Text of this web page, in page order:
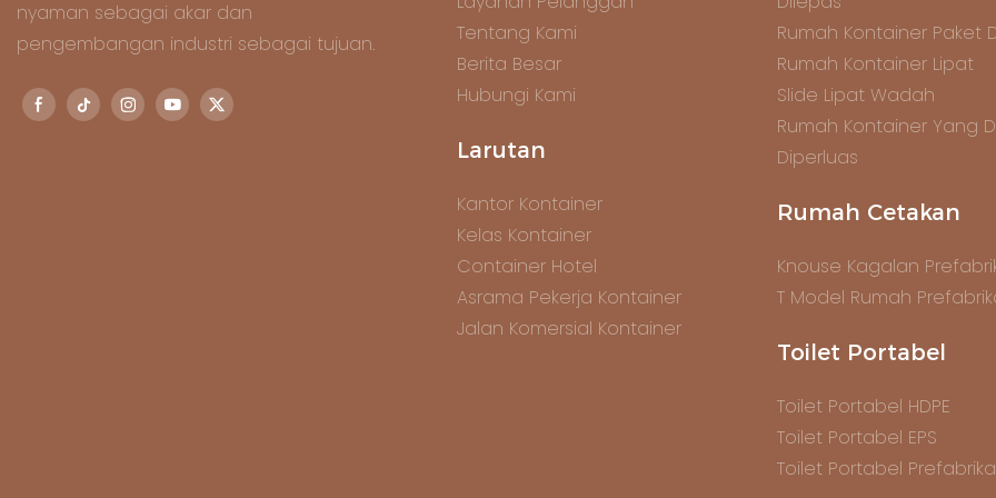
nyaman sebagai akar dan
pengembangan industri sebagai tujuan.
Tentang Kami
Berita Besar
Hubungi Kami
Larutan
Kantor Kontainer
Kelas Kontainer
Container Hotel
Asrama Pekerja Kontainer
Jalan Komersial Kontainer
Rumah Kontainer Paket
Rumah Kontainer Lipat
Slide Lipat Wadah
Rumah Kontainer Yang
Diperluas
Rumah Cetakan
Knouse Kagalan
T Model Rumah
Toilet Portabel
Toilet Portabel HDPE
Toilet Portabel EPS
Toilet Portabel